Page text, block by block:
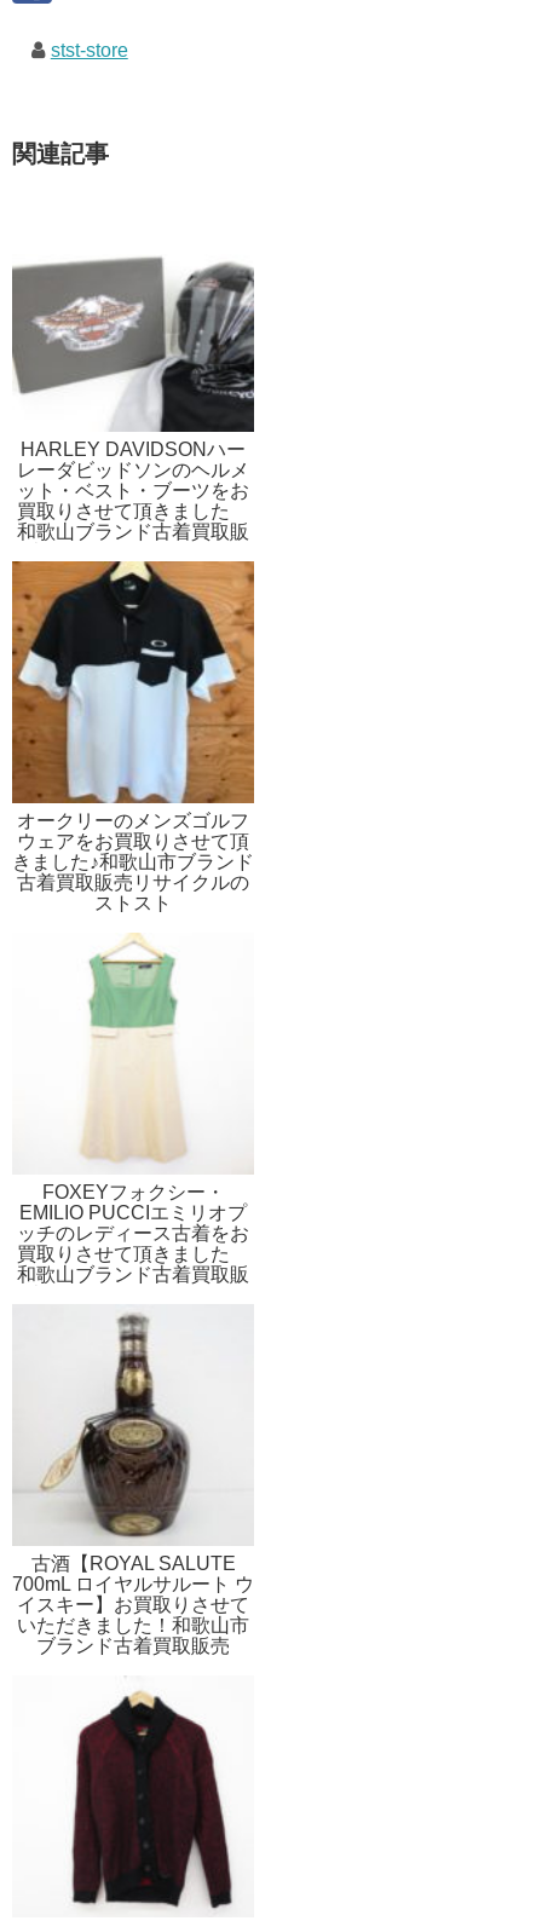
stst-store
関連記事
HARLEY DAVIDSONハー
レーダビッドソンのヘルメ
ット・ベスト・ブーツをお
買取りさせて頂きました
和歌山ブランド古着買取販
オークリーのメンズゴルフ
ウェアをお買取りさせて頂
きました♪和歌山市ブランド
古着買取販売リサイクルの
ストスト
FOXEYフォクシー・
EMILIO PUCCIエミリオプ
ッチのレディース古着をお
買取りさせて頂きました
和歌山ブランド古着買取販
古酒【ROYAL SALUTE
700mL ロイヤルサルート ウ
イスキー】お買取りさせて
いただきました！和歌山市
ブランド古着買取販売